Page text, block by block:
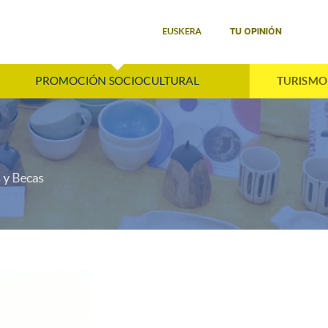
EUSKERA TU OPINIÓN
PROMOCIÓN SOCIOCULTURAL TURISMO
Becas